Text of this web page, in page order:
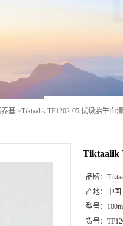
基 >Tiktaalik TF1202-05 优级胎牛血清
Tiktaalik
品牌：
产地： 中国
型号：
货号：